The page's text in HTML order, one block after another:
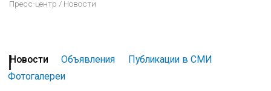
Пресс-центр / Новости
Новости Объявления
Публикации в СМИ
Фотогалереи